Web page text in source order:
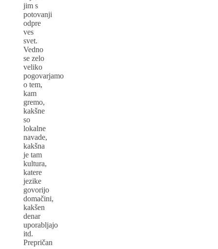
jim s
potovanji
odpre
ves
svet.
Vedno
se zelo
veliko
pogovarjamo
o tem,
kam
gremo,
kakšne
so
lokalne
navade,
kakšna
je tam
kultura,
katere
jezike
govorijo
domačini,
kakšen
denar
uporabljajo
itd.
Prepričan